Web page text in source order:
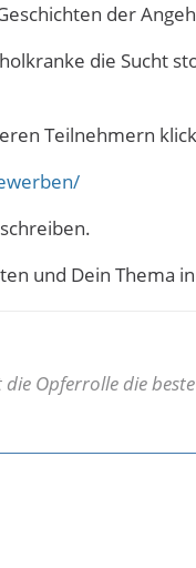
der
die Sucht
Teilnehmern
und Dein Thema
Opferrolle die